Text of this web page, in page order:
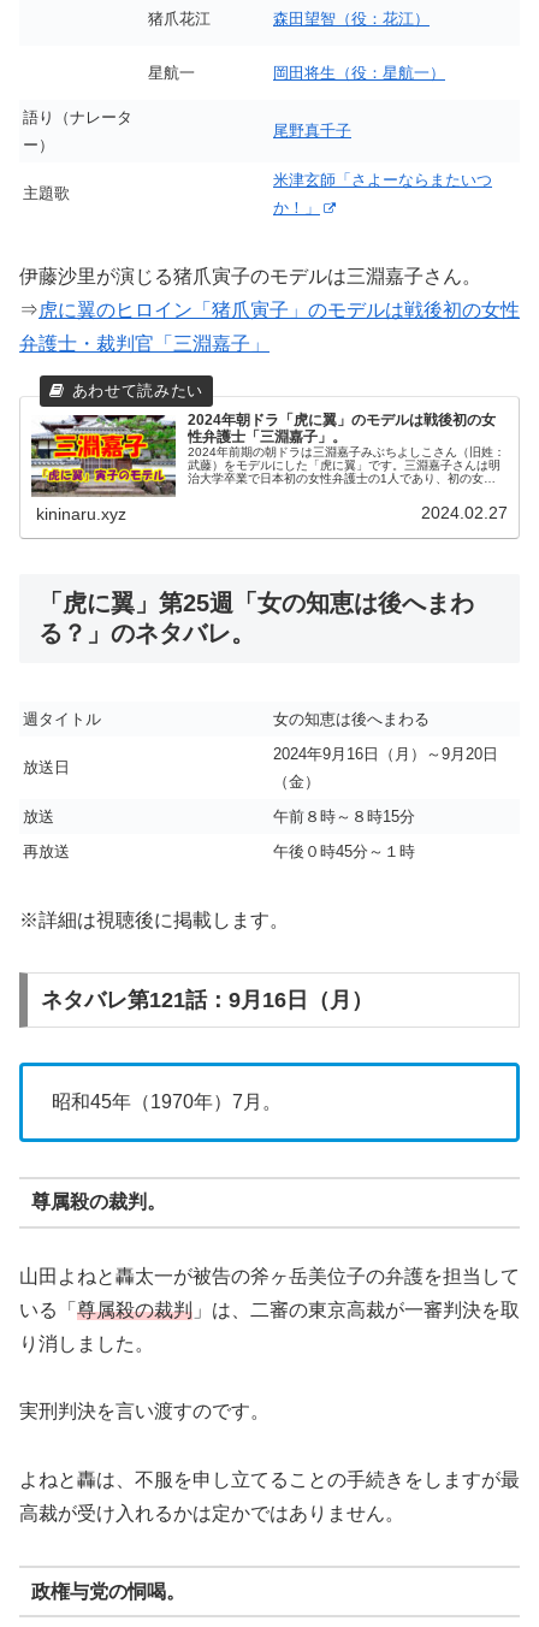
猪爪花江 森田望智（役：花江）
星航一 岡田将生（役：星航一）
語り（ナレータ
ー）
尾野真千子
主題歌
米津玄師「さよーならまたいつ
か！」
伊藤沙里が演じる猪爪寅子のモデルは三淵嘉子さん。
⇒虎に翼のヒロイン「猪爪寅子」のモデルは戦後初の女性
弁護士・裁判官「三淵嘉子」
2024年朝ドラ「虎に翼」のモデルは戦後初の女
性弁護士「三淵嘉子」。
2024年前期の朝ドラは三淵嘉子みぶちよしこさん（旧姓：
武藤）をモデルにした「虎に翼」です。三淵嘉子さんは明
治大学卒業で日本初の女性弁護士の1人であり、初の女性
kininaru.xyz 2024.02.27
「虎に翼」第25週「女の知恵は後へまわ
る？」のネタバレ。
週タイトル 女の知恵は後へまわる
放送日
2024年9月16日（月）～9月20日
（金）
放送
午前８時～８時15分
再放送
午後０時45分～１時
※詳細は視聴後に掲載します。
ネタバレ第121話：9月16日（月）
昭和45年（1970年）7月。
尊属殺の裁判。
山田よねと轟太一が被告の斧ヶ岳美位子の弁護を担当して
いる「 尊属殺の裁判 」は、二審の東京高裁が一審判決を取
り消しました。
実刑判決を言い渡すのです。
よねと轟は、不服を申し立てることの手続きをしますが最
高裁が受け入れるかは定かではありません。
政権与党の恫喝。